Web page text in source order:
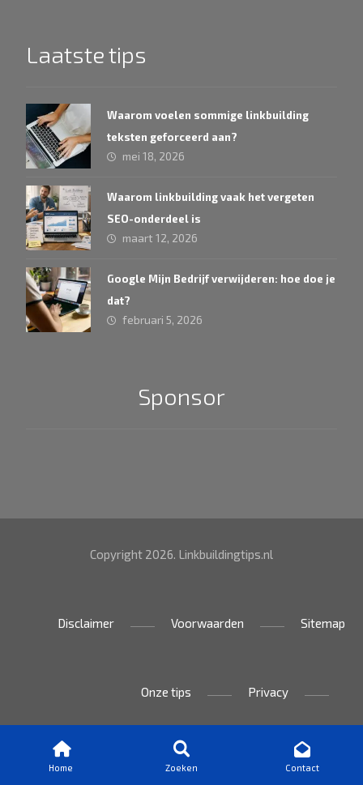
Laatste tips
Waarom voelen sommige linkbuilding
teksten geforceerd aan?
mei 18, 2026
Waarom linkbuilding vaak het vergeten
SEO-onderdeel is
maart 12, 2026
Google Mijn Bedrijf verwijderen: hoe doe je
dat?
februari 5, 2026
Sponsor
Copyright 2026. Linkbuildingtips.nl
Sitemap
Voorwaarden
Disclaimer
Privacy
Onze tips
Home Zoeken Contact